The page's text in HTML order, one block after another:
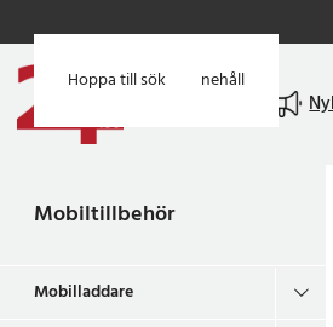
Hoppa till huvudinnehåll
Hoppa till sök
Mobiltillbehör
Mobilladdare